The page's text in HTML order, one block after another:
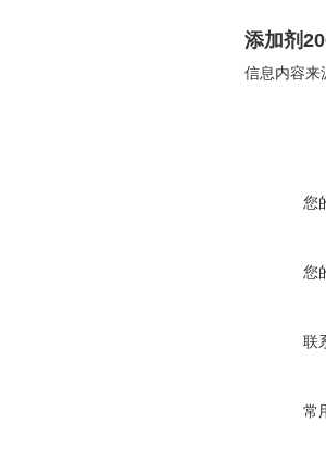
添加剂
信息内容来
您
您
联
常